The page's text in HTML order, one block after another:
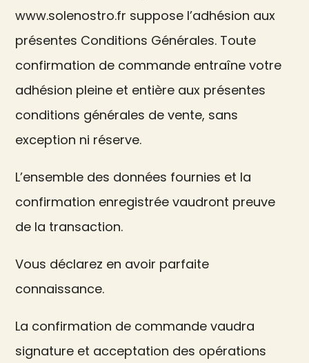
www.solenostro.fr suppose l’adhésion aux
présentes Conditions Générales. Toute
confirmation de commande entraîne votre
adhésion pleine et entière aux présentes
conditions générales de vente, sans
exception ni réserve.
L’ensemble des données fournies et la
confirmation enregistrée vaudront preuve
de la transaction.
Vous déclarez en avoir parfaite
connaissance.
La confirmation de commande vaudra
signature et acceptation des opérations